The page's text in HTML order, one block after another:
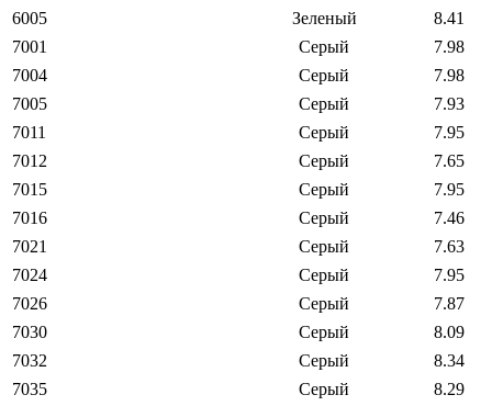
6005
Зеленый
8.41
7001
Серый
7.98
7004
Серый
7.98
7005
Серый
7.93
7011
Серый
7.95
7012
Серый
7.65
7015
Серый
7.95
7016
Серый
7.46
7021
Серый
7.63
7024
Серый
7.95
7026
Серый
7.87
7030
Серый
8.09
7032
Серый
8.34
7035
Серый
8.29